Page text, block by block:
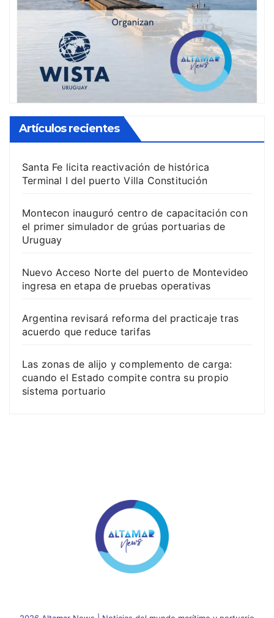
Artículos recientes
Santa Fe licita reactivación de histórica
Terminal I del puerto Villa Constitución
Montecon inauguró centro de capacitación con
el primer simulador de grúas portuarias de
Uruguay
Nuevo Acceso Norte del puerto de Montevideo
ingresa en etapa de pruebas operativas
Argentina revisará reforma del practicaje tras
acuerdo que reduce tarifas
Las zonas de alijo y complemento de carga:
cuando el Estado compite contra su propio
sistema portuario